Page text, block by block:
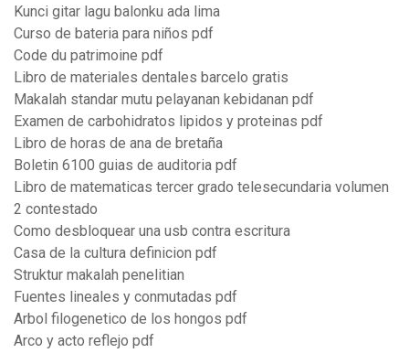
Kunci gitar lagu balonku ada lima
Curso de bateria para niños pdf
Code du patrimoine pdf
Libro de materiales dentales barcelo gratis
Makalah standar mutu pelayanan kebidanan pdf
Examen de carbohidratos lipidos y proteinas pdf
Libro de horas de ana de bretaña
Boletin 6100 guias de auditoria pdf
Libro de matematicas tercer grado telesecundaria volumen
2 contestado
Como desbloquear una usb contra escritura
Casa de la cultura definicion pdf
Struktur makalah penelitian
Fuentes lineales y conmutadas pdf
Arbol filogenetico de los hongos pdf
Arco y acto reflejo pdf